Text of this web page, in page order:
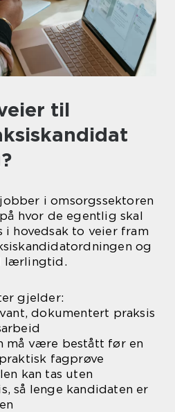
til
i omsorgssektoren
hvor de egentlig skal
i hovedsak to veier fram
og
lærlingtid.
gjelder:
dokumentert praksis
må være bestått før en
fagprøve
kan tas uten
så lenge kandidaten er